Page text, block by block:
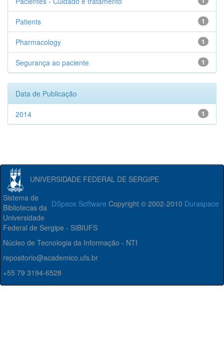
1
Patients
1
Pharmacology
1
Segurança ao paciente
Data de Publicação
1
2014
UNIVERSIDADE FEDERAL DE SERGIPE
DSpace Software Copyright © 2002-2010 Duraspace
Sistema de
Bibliotecas da
Universidade
Federal de Sergipe - SIBIUFS
Núcleo de Tecnologia da Informação - NTI
repositorio@academico.ufs.br
+55 79 3194-6528